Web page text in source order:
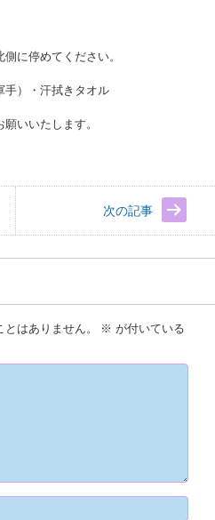
に停めてください。
）・汗拭きタオル
いいたします。
次の記事
はありません。 ※ が付いている